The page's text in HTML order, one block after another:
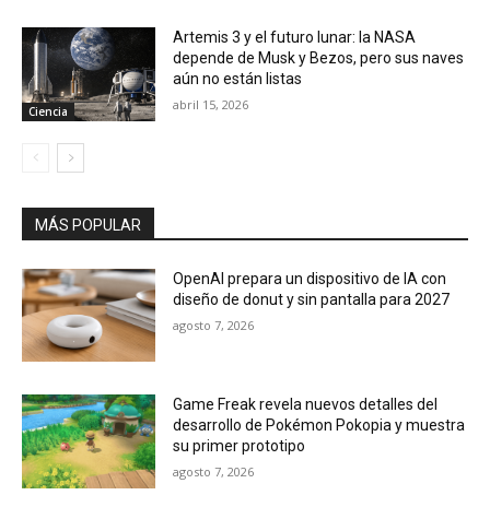
Ciencia
Artemis 3 y el futuro lunar: la NASA
depende de Musk y Bezos, pero sus naves
aún no están listas
abril 15, 2026
MÁS POPULAR
OpenAI prepara un dispositivo de IA con
diseño de donut y sin pantalla para 2027
agosto 7, 2026
Game Freak revela nuevos detalles del
desarrollo de Pokémon Pokopia y muestra
su primer prototipo
agosto 7, 2026